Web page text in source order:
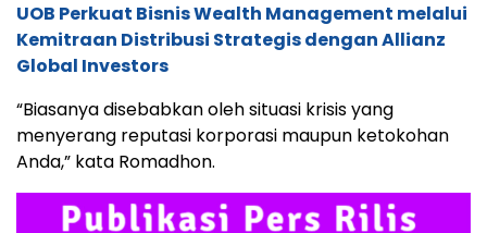
UOB Perkuat Bisnis Wealth Management melalui
Kemitraan Distribusi Strategis dengan Allianz
Global Investors
“Biasanya disebabkan oleh situasi krisis yang
menyerang reputasi korporasi maupun ketokohan
Anda,” kata Romadhon.